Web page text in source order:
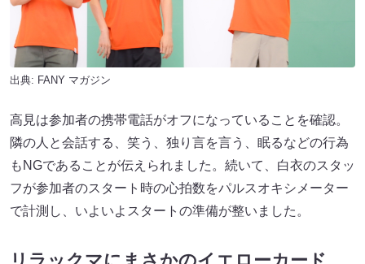
出典: FANY マガジン
高見は参加者の携帯電話がオフになっていることを確認。
隣の人と会話する、笑う、独り言を言う、眠るなどの行為
もNGであることが伝えられました。続いて、白衣のスタッ
フが参加者のスタート時の心拍数をパルスオキシメーター
で計測し、いよいよスタートの準備が整いました。